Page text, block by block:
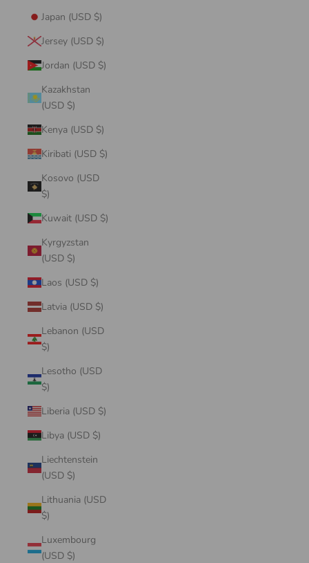
Japan (USD $)
Jersey (USD $)
Jordan (USD $)
Kazakhstan
(USD $)
Kenya (USD $)
Kiribati (USD $)
Kosovo (USD
$)
Kuwait (USD $)
Kyrgyzstan
(USD $)
Laos (USD $)
Latvia (USD $)
Lebanon (USD
$)
Lesotho (USD
$)
Liberia (USD $)
Libya (USD $)
Liechtenstein
(USD $)
Lithuania (USD
$)
Luxembourg
(USD $)